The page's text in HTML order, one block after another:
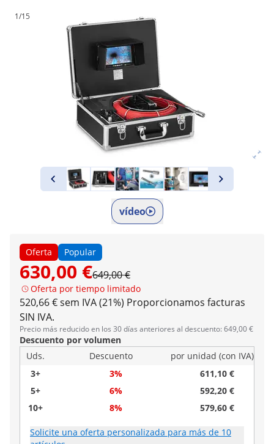
1/15
vídeo
Oferta Popular
630,00 €649,00 €
Oferta por tiempo limitado
520,66 € sem IVA (21%) Proporcionamos facturas
SIN IVA.
Precio más reducido en los 30 días anteriores al descuento: 649,00 €
Descuento por volumen
Uds.
Descuento
por unidad (con IVA)
3+
3%
611,10 €
5+
6%
592,20 €
10+
8% 579,60 €
Solicite una oferta personalizada para más de 10